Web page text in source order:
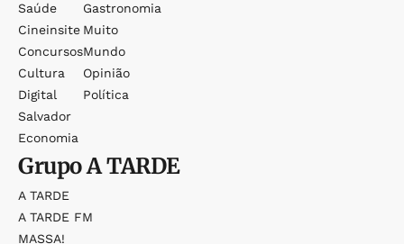
Saúde
Cineinsite
Concursos
Cultura
Digital
Salvador
Economia
Gastronomia
Muito
Mundo
Opinião
Política
GrupoA TARDE
A TARDE
A TARDE FM
MASSA!